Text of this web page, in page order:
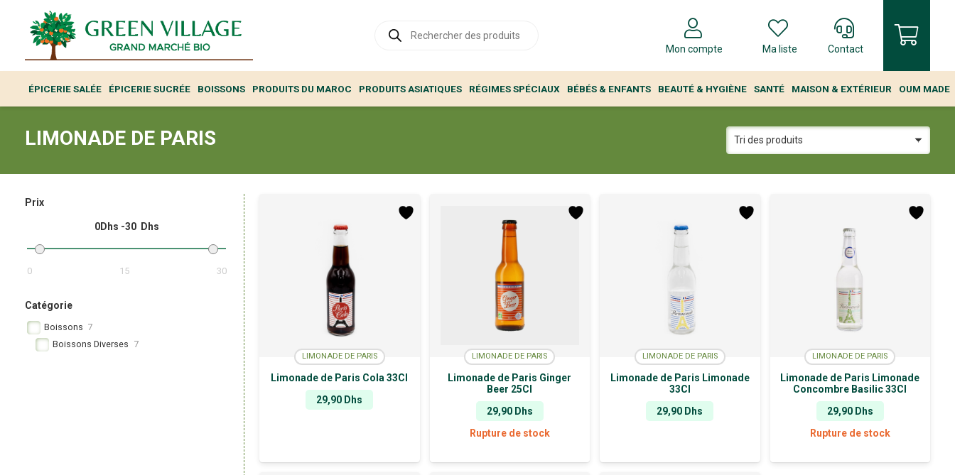
produits
Mon compte Ma liste Contact
ÉPICERIE SALÉE ÉPICERIE SUCRÉE BOISSONS PRODUITS DU MAROC PRODUITS ASIATIQUES RÉGIMES SPÉCIAUX BÉBÉS & ENFANTS BEAUTÉ & HYGIÈNE SANTÉ MAISON & EXTÉRIEUR OUM MADE
LIMONADE DE PARIS
Prix
0 30
0 15 30
Catégorie
Boissons 7
Boissons Diverses 7
LIMONADE DE PARIS
Limonade de Paris Cola 33Cl
29,90 Dhs
LIMONADE DE PARIS
Limonade de Paris Ginger
Beer 25Cl
29,90 Dhs
Rupture de stock
LIMONADE DE PARIS
Limonade de Paris Limonade
33Cl
29,90 Dhs
LIMONADE DE PARIS
Limonade de Paris Limonade
Concombre Basilic 33Cl
29,90 Dhs
Rupture de stock